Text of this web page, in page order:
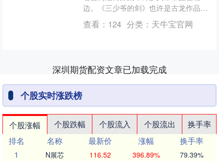
边。《三少爷的剑》也许是古龙作品中
最能体现这句话的一部。古龙擅长刻画
浪子性格，每一个读过古龙....
查看： 124 分类： 天牛宝官网
深圳期货配资文章已加载完成
个股实时涨跌榜
个股涨幅 个股跌幅 个股流入 个股流出
换手率
排名
名称 最新价 涨幅
换手率
1
N展芯 116.52 396.89% 79.39%